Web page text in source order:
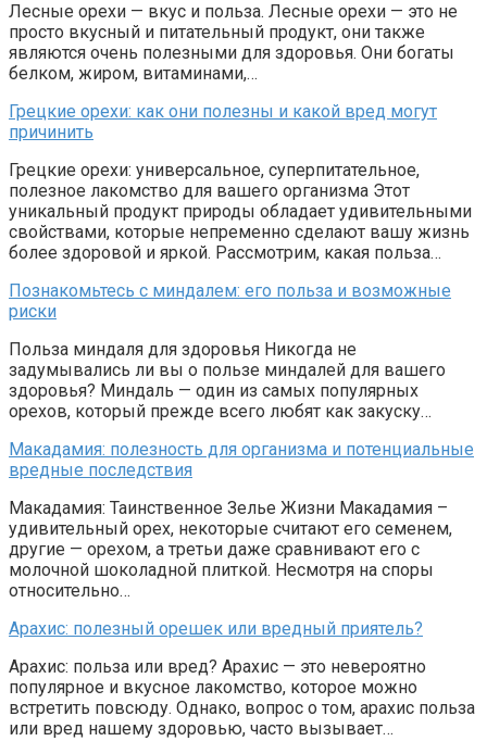
Лесные орехи — вкус и польза. Лесные орехи — это не
просто вкусный и питательный продукт, они также
являются очень полезными для здоровья. Они богаты
белком, жиром, витаминами,…
Грецкие орехи: как они полезны и какой вред могут
причинить
Грецкие орехи: универсальное, суперпитательное,
полезное лакомство для вашего организма Этот
уникальный продукт природы обладает удивительными
свойствами, которые непременно сделают вашу жизнь
более здоровой и яркой. Рассмотрим, какая польза…
Познакомьтесь с миндалем: его польза и возможные
риски
Польза миндаля для здоровья Никогда не
задумывались ли вы о пользе миндалей для вашего
здоровья? Миндаль — один из самых популярных
орехов, который прежде всего любят как закуску…
Макадамия: полезность для организма и потенциальные
вредные последствия
Макадамия: Таинственное Зелье Жизни Макадамия –
удивительный орех, некоторые считают его семенем,
другие — орехом, а третьи даже сравнивают его с
молочной шоколадной плиткой. Несмотря на споры
относительно…
Арахис: полезный орешек или вредный приятель?
Арахис: польза или вред? Арахис — это невероятно
популярное и вкусное лакомство, которое можно
встретить повсюду. Однако, вопрос о том, арахис польза
или вред нашему здоровью, часто вызывает…